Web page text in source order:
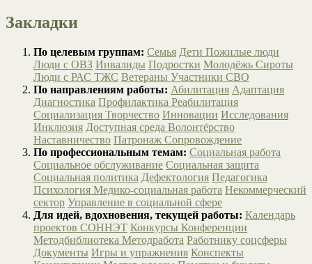
Закладки
По целевым группам: Семья Дети Пожилые люди
Люди с ОВЗ Инвалиды Подростки Молодёжь Сироты
Люди с РАС ТЖС Ветераны Участники СВО
По направлениям работы: Абилитация Адаптация
Диагностика Профилактика Реабилитация
Социализация Творчество Инновации Исследования
Инклюзия Доступная среда Волонтёрство
Наставничество Патронаж Сопровождение
По профессиональным темам: Социальная работа
Социальное обслуживание Социальная защита
Социальная политика Дефектология Педагогика
Психология Медико-социальная работа Некоммерческий
сектор Управление в социальной сфере
Для идей, вдохновения, текущей работы: Календарь
проектов СОННЭТ Конкурсы Конференции
Методбиблиотека Методработа Работнику соцсферы
Документы Игры и упражнения Конспекты